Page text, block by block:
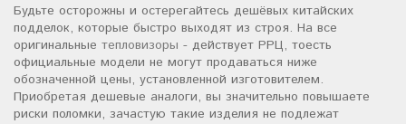
Будьте осторожны и остерегайтесь дешёвых китайских
подделок, которые быстро выходят из строя. На все
оригинальные тепловизоры - действует РРЦ, тоесть
официальные модели не могут продаваться ниже
обозначенной цены, установленной изготовителем.
Приобретая дешевые аналоги, вы значительно повышаете
риски поломки, зачастую такие изделия не подлежат